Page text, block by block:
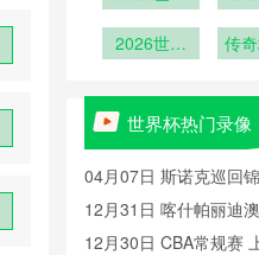
大黑马之旅
大
2026世界
星：梅西位
列第8
传
世界杯热门录像
04月07日 斯诺克巡回
全场录像回放
12月31日 喀什帕丽迪
12月30日 CBA常规赛